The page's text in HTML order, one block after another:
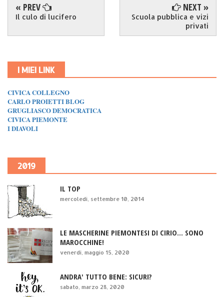
« PREV
Il culo di lucifero
NEXT »
Scuola pubblica e vizi
privati
I MIEI LINK
CIVICA COLLEGNO
CARLO PROIETTI BLOG
GRUGLIASCO DEMOCRATICA
CIVICA PIEMONTE
I DIAVOLI
2019
IL TOP
mercoledì, settembre 10, 2014
LE MASCHERINE PIEMONTESI DI CIRIO... SONO
MAROCCHINE!
venerdì, maggio 15, 2020
ANDRA' TUTTO BENE: SICURI?
sabato, marzo 28, 2020